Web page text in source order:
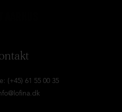
(+45) 61 55 00 35